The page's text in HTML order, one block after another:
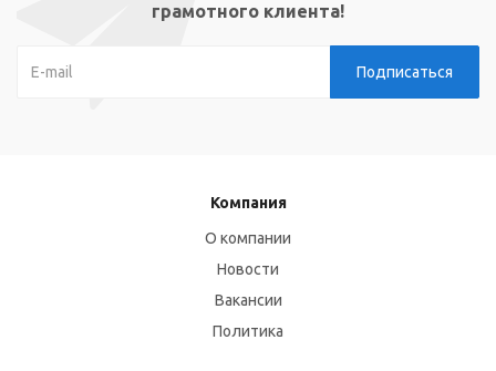
грамотного клиента!
Компания
О компании
Новости
Вакансии
Политика